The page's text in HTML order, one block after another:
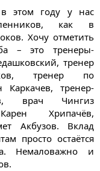
этом году у нас
как в
Хочу отметить
– это тренеры-
тренер
тренер по
Каркачев, тренер-
врач Чингиз
Хрипачёв,
Акбузов. Вклад
просто остаётся
Немаловажно и